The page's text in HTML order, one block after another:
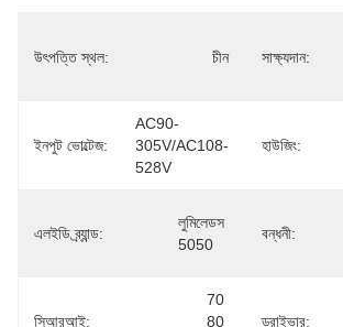
উৎপত্তি স্থল: চীন সাক্ষ্যদান:
ইনপুট ভোল্টেজ:
AC90-
305V/AC108-
528V
হাউজিং:
এলইডি ব্র্যান্ড:
লুমিলেডস
5050
বন্ধনী:
সিআরআই:
70
80
ড্রাইভার: